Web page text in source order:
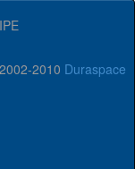
2010 Duraspace